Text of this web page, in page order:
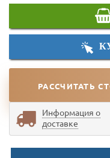
РАССЧИТАТЬ
Информация о
доставке